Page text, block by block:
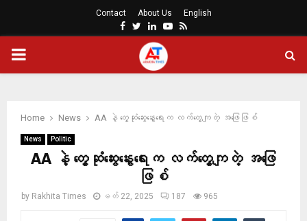
Contact About Us English
Facebook
Twitter
LinkedinYoutube
Rss
PRIMARY
Home News AA နဲ့ တွေ့ဆုံဆွေးနွေးရေးက လက်တွေ့ကျတဲ့ အဖြေဖြစ်
News Politic
AA နဲ့ တွေ့ဆုံဆွေးနွေးရေးက လက်တွေ့ကျတဲ့ အဖြေ
ဖြစ်
by Rakhita Times မတ် 22, 2025 187 965